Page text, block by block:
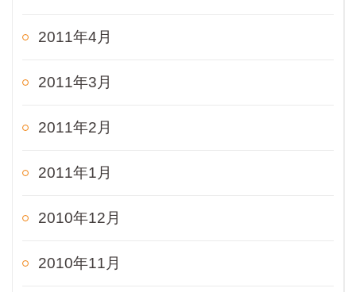
2011年4月
2011年3月
2011年2月
2011年1月
2010年12月
2010年11月